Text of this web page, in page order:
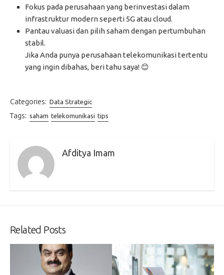
Fokus pada perusahaan yang berinvestasi dalam
infrastruktur modern seperti 5G atau cloud.
Pantau valuasi dan pilih saham dengan pertumbuhan
stabil.
Jika Anda punya perusahaan telekomunikasi tertentu
yang ingin dibahas, beri tahu saya! 😊
Categories: Data Strategic
Tags: saham telekomunikasi tips
Afditya Imam
Related Posts